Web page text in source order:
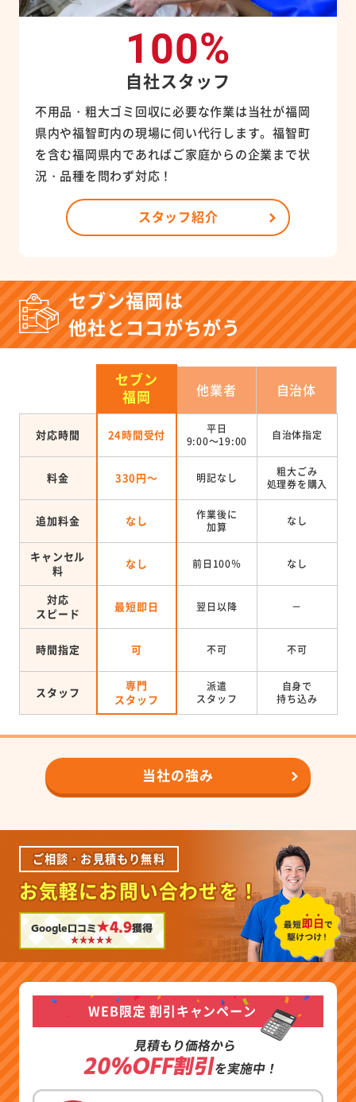
100%
自社スタッフ
不用品・粗大ゴミ回収に必要な作業は当社が福岡
県内や福智町内の現場に伺い代行します。福智町
を含む福岡県内であればご家庭からの企業まで状
況・品種を問わず対応！
スタッフ紹介
セブン福岡は
他社とココがちがう
セブン
福岡
他業者 自治体
対応時間 24時間受付
平日
9:00～19:00
自治体指定
料金 330円～ 明記なし
粗大ごみ
処理券を購入
追加料金 なし
作業後に
加算
なし
キャンセル
料
なし 前日100％ なし
対応
スピード
最短即日 翌日以降 －
時間指定 可 不可 不可
スタッフ
専門
スタッフ
派遣
スタッフ
自身で
持ち込み
当社の強み
ご相談・お見積もり無料
お気軽にお問い合わせを！
Google口コミ★4.9獲得
WEB限定 割引キャンペーン
見積もり価格から
20%OFF割引を実施中！